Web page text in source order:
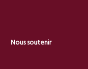
Nous soutenir